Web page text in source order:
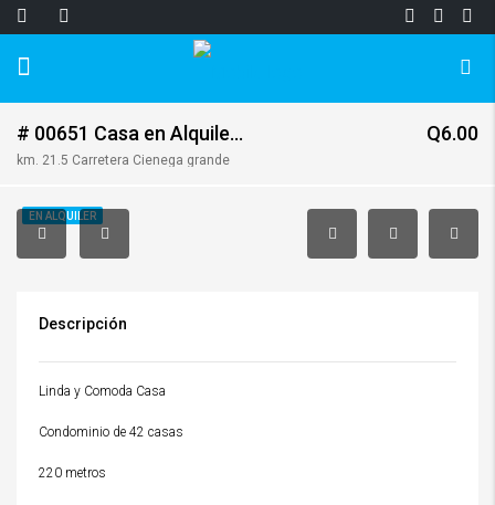
# 00651 Casa en Alquiler Paseo Santa Luz, San Jose Pinula. ALQUILADA
km. 21.5 Carretera Cienega grande
Q6.00
EN ALQUILER
Descripción
Linda y Comoda Casa
Condominio de 42 casas
220 metros